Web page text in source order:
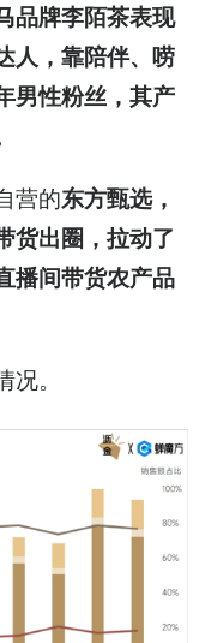
品牌李陌茶表现
人，靠陪伴、唠
男性粉丝，其产
营的东方甄选，
货出圈，拉动了
播间带货农产品
。